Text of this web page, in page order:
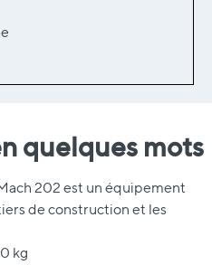
quelques mots
202 est un équipement
de construction et les
kg